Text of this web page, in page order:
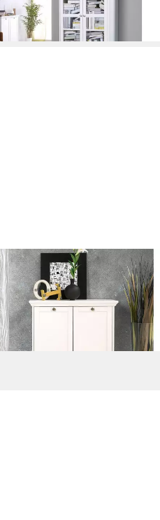
Landwood in weiß mit 2 Türen
cm
bei dir